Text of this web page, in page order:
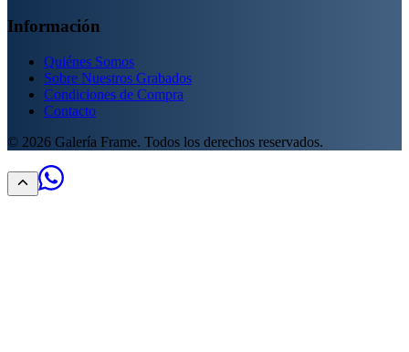
Información
Quiénes Somos
Sobre Nuestros Grabados
Condiciones de Compra
Contacto
© 2026 Galería Frame. Todos los derechos reservados.